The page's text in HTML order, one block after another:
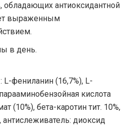
обладающих антиоксидантной
выраженным
в день.
фениланин (16,7%), L-
кислота
(10%), бета-каротин тит. 10%,
антислеживатель: диоксид